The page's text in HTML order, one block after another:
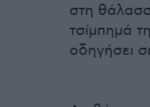
στη
τσίμπημά
οδηγήσει